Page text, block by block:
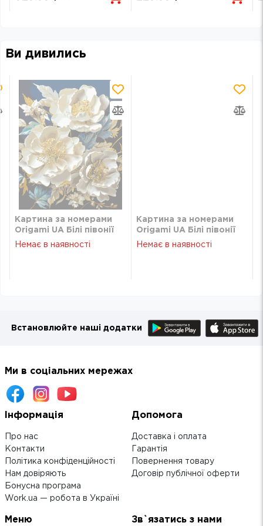
Ви дивились
Картина за номерами
Origami UA Білі півонії
40х50 см LW30410
Немає в наявності
Картина за номерами
Origami UA Білі півонії
40х50 см LW30410
Немає в наявності
Встановлюйте наші додатки
Ми в соціальних мережах
Інформація
Про нас
Контакти
Політика конфіденційності
Нам довіряють
Бонусна програма
Work.ua — робота в Україні
Допомога
Доставка і оплата
Гарантія
Повернення товару
Договір публічної оферти
Меню Зв`язатись з нами